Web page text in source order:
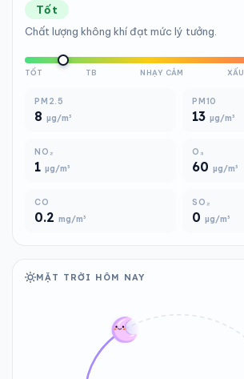
Tốt
Chất lượng không khí đạt mức lý tưởng.
TỐT TB NHẠY CẢM XẤU
PM2.5
8 µg/m³
PM10
13 µg/m³
NO₂
1 µg/m³
O₃
60 µg/m³
CO
0.2 mg/m³
SO₂
0 µg/m³
MẶT TRỜI HÔM NAY